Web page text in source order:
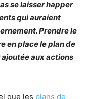
se laisser happer
qui auraient
Prendre le
en place le plan de
aux actions
que les plans de